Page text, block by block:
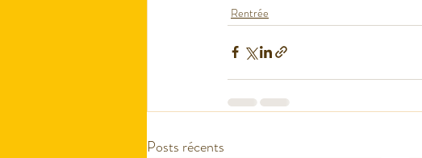
Rentrée
Posts récents